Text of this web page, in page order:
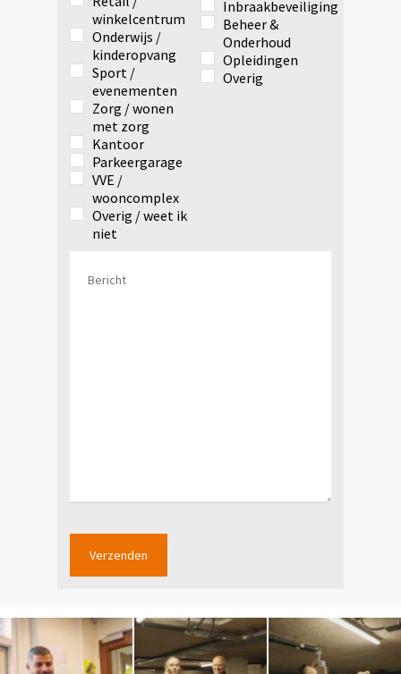
winkelcentrum
Onderwijs /
kinderopvang
Sport /
evenementen
Zorg / wonen
met zorg
Kantoor
Parkeergarage
VVE /
wooncomplex
Overig / weet ik
niet
Inbraakbeveiliging
Beheer &
Onderhoud
Opleidingen
Overig